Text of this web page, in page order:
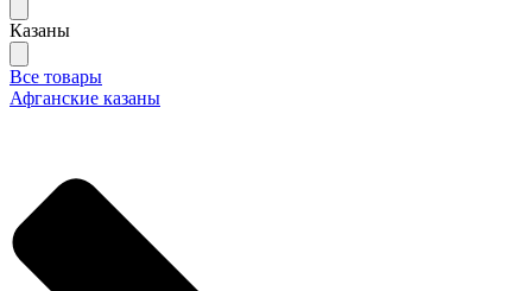
Казаны
Все товары
Афганские казаны